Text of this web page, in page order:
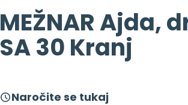
MEŽNAR Ajda,
SA 30 Kranj
Naročite se tukaj